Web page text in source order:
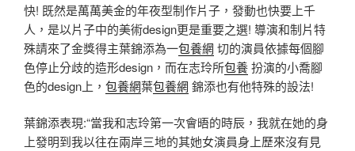
快! 既然是萬萬美金的年夜型制作片子，發動也快要上千
人，是以片子中的美術design更是重要之選! 導演和制片特
殊請來了金獎得主葉錦添為一包養網 切的演員依據每個腳
色停止分歧的造形design，而在志玲所包養扮演的小喬腳
色的design上， 包養網葉包養網 錦添也有他特殊的設法!
葉錦添表現:“當我和志玲第一次會晤的時辰，我就在她的身
上發明到我以往在兩岸三地的其她女演員身上歷來沒有見